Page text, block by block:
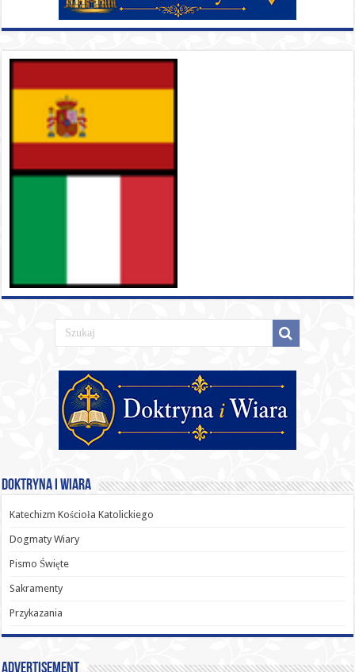
Doktryna i Wiara
Katechizm Kościoła Katolickiego
Dogmaty Wiary
Pismo Święte
Sakramenty
Przykazania